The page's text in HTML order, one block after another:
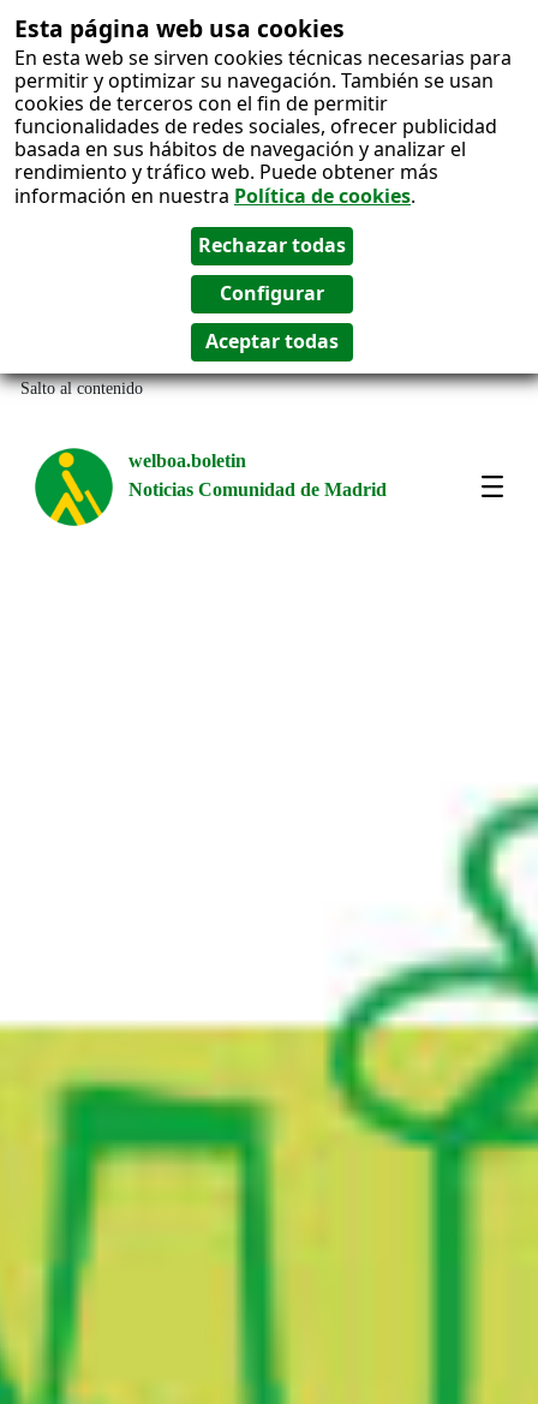
Esta página web usa cookies
En esta web se sirven cookies técnicas necesarias para
permitir y optimizar su navegación. También se usan
cookies de terceros con el fin de permitir
funcionalidades de redes sociales, ofrecer publicidad
basada en sus hábitos de navegación y analizar el
rendimiento y tráfico web. Puede obtener más
información en nuestra Política de cookies.
Salto al contenido
welboa.boletin
Noticias Comunidad de Madrid